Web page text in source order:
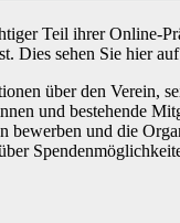
Teil ihrer Online-
Dies sehen Sie hier
über den Verein,
und bestehende
bewerben und die